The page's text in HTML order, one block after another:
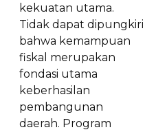
kekuatan utama.
Tidak dapat dipungkiri
bahwa kemampuan
fiskal merupakan
fondasi utama
keberhasilan
pembangunan
daerah. Program